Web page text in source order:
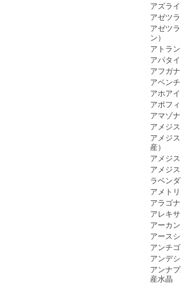
アズライ
アゼツラ
アゼツ
ン）
アトラ
アパタイ
アフガナ
アベン
アホア
アポフ
アマゾナ
アメジス
アメジ
産）
アメジ
アメジ
ラベン
アメト
アラゴナ
アレキ
アーカ
アース
アンチ
アンデ
アンナ
産水晶